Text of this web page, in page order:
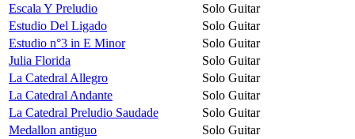
Escala Y Preludio
Solo Guitar
Estudio Del Ligado
Solo Guitar
Estudio n°3 in E Minor
Solo Guitar
Julia Florida
Solo Guitar
La Catedral Allegro
Solo Guitar
La Catedral Andante
Solo Guitar
La Catedral Preludio Saudade
Solo Guitar
Medallon antiguo
Solo Guitar